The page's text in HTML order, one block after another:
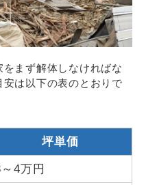
まず解体しなければな
は以下の表のとおりで
坪単価
4万円